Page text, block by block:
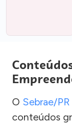
O Sebrae/PR
conteúdos